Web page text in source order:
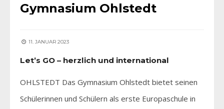
Gymnasium Ohlstedt
11. JANUAR 2023
Let’s GO – herzlich und international
OHLSTEDT Das Gymnasium Ohlstedt bietet seinen
Schülerinnen und Schülern als erste Europaschule in